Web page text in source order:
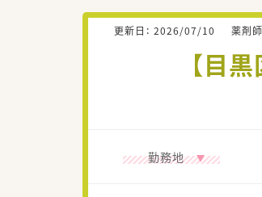
更新日： 2026/07/10 薬剤
【目
勤務地